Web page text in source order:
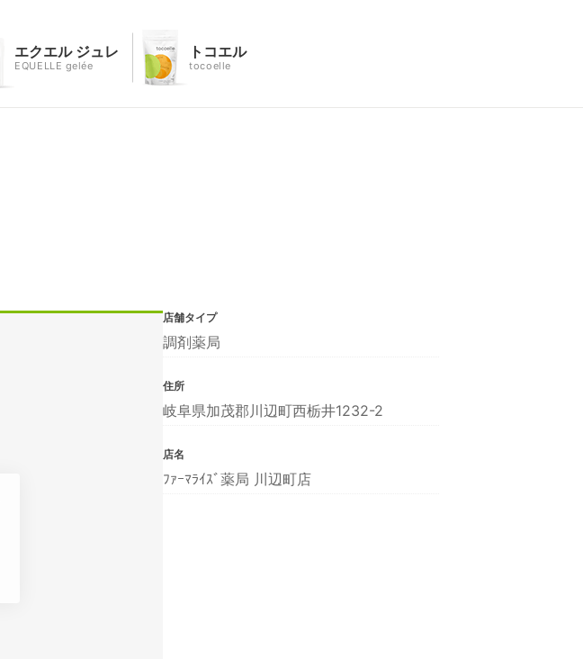
エクエル ジュレ
EQUELLE gelée
トコエル
tocoelle
店舗タイプ
調剤薬局
住所
岐阜県加茂郡川辺町西栃井1232-2
店名
ﾌｧｰﾏﾗｲｽﾞ薬局 川辺町店